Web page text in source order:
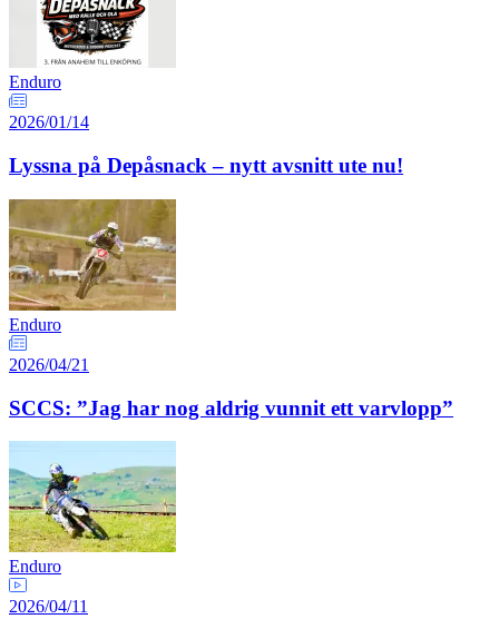
Enduro
2026/01/14
Lyssna på Depåsnack – nytt avsnitt ute nu!
Enduro
2026/04/21
SCCS: ”Jag har nog aldrig vunnit ett varvlopp”
Enduro
2026/04/11